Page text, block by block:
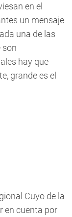
en el
un mensaje
una de las
son
hay que
grande es el
Cuyo de la
en cuenta por